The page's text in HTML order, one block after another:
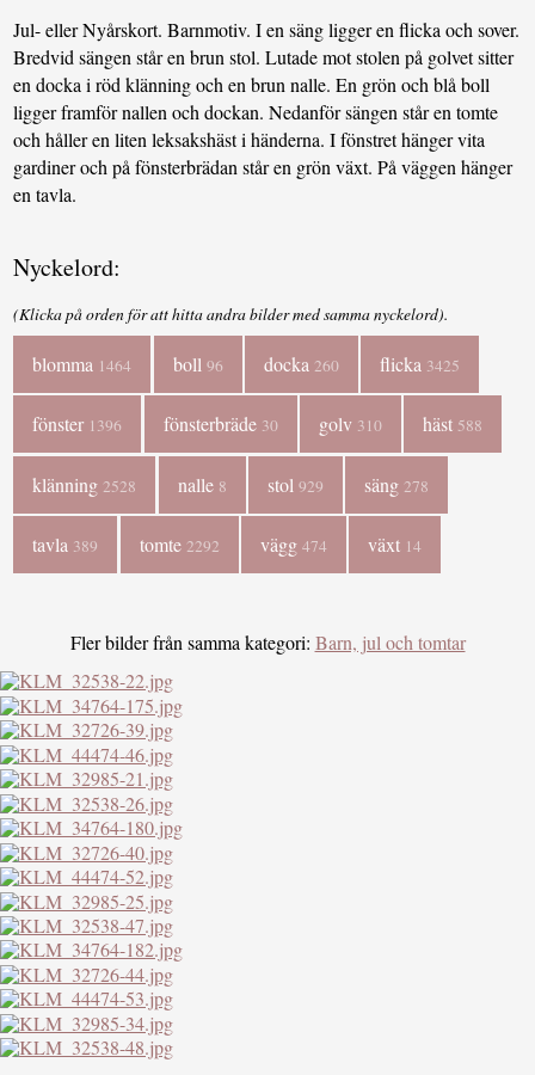
Jul- eller Nyårskort. Barnmotiv. I en säng ligger en flicka och sover.
Bredvid sängen står en brun stol. Lutade mot stolen på golvet sitter
en docka i röd klänning och en brun nalle. En grön och blå boll
ligger framför nallen och dockan. Nedanför sängen står en tomte
och håller en liten leksakshäst i händerna. I fönstret hänger vita
gardiner och på fönsterbrädan står en grön växt. På väggen hänger
en tavla.
Nyckelord:
(Klicka på orden för att hitta andra bilder med samma nyckelord).
blomma 1464 boll 96 docka 260 flicka 3425
fönster 1396 fönsterbräde 30 golv 310 häst 588
klänning 2528 nalle 8 stol 929 säng 278
tavla 389 tomte 2292 vägg 474 växt 14
Fler bilder från samma kategori: Barn, jul och tomtar